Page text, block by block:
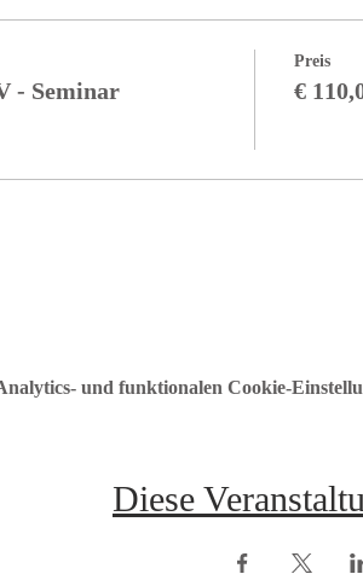
- Seminar
Preis
€
und funktionalen Cookie-
Diese